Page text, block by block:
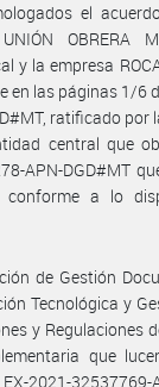
el
OBRERA
y la empresa
en las páginas 1/6
ratificado por
central que
APN-DGD#MT
conforme a lo
de Gestión
Tecnológica y
y Regulaciones
que
2021-